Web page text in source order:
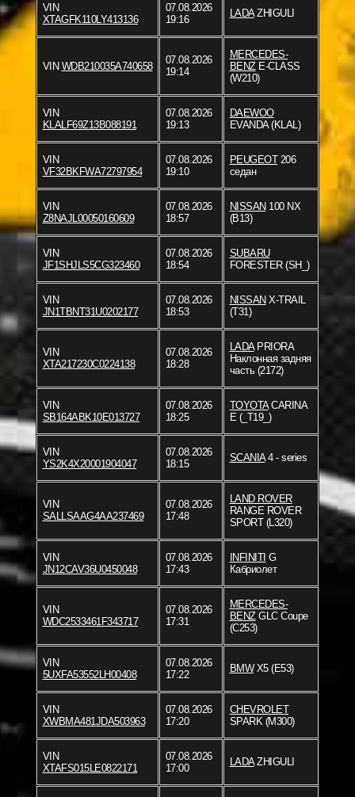
VIN
XTAGFK110LY413136
07.08.2026
19:16
LADAZHIGULI
VIN WDB210035A740658
07.08.2026
19:14
MERCEDES-
BENZE-CLASS
(W210)
VIN
KLALF69Z13B088191
07.08.2026
19:13
DAEWOO
EVANDA (KLAL)
VIN
VF32BKFWA72797954
07.08.2026
19:10
PEUGEOT206
седан
VIN
Z8NAJL00050160609
07.08.2026
18:57
NISSAN100 NX
(B13)
VIN
JF1SHJLS5CG323460
07.08.2026
18:54
SUBARU
FORESTER (SH_)
VIN
JN1TBNT31U0202177
07.08.2026
18:53
NISSANX-TRAIL
(T31)
VIN
XTA217230C0224138
07.08.2026
18:28
LADAPRIORA
Наклонная задняя
часть (2172)
VIN
SB164ABK10E013727
07.08.2026
18:25
TOYOTACARINA
E (_T19_)
VIN
YS2K4X20001904047
07.08.2026
18:15
SCANIA4 - series
VIN
SALLSAAG4AA237469
07.08.2026
17:48
LAND ROVER
RANGE ROVER
SPORT (L320)
VIN
JN12CAV36U0450048
07.08.2026
17:43
INFINITI G
Кабриолет
VIN
WDC2533461F343717
07.08.2026
17:31
MERCEDES-
BENZGLC Coupe
(C253)
VIN
5UXFA53552LH00408
07.08.2026
17:22
BMWX5 (E53)
VIN
XWBMA481JDA503963
07.08.2026
17:20
CHEVROLET
SPARK (M300)
VIN
XTAFS015LE0822171
07.08.2026
17:00
LADAZHIGULI